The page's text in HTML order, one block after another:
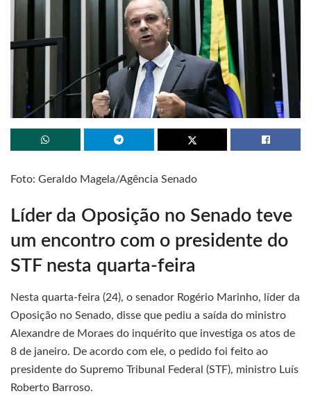
Foto: Geraldo Magela/Agência Senado
Líder da Oposição no Senado teve
um encontro com o presidente do
STF nesta quarta-feira
Nesta quarta-feira (24), o senador Rogério Marinho, líder da
Oposição no Senado, disse que pediu a saída do ministro
Alexandre de Moraes do inquérito que investiga os atos de
8 de janeiro. De acordo com ele, o pedido foi feito ao
presidente do Supremo Tribunal Federal (STF), ministro Luís
Roberto Barroso.